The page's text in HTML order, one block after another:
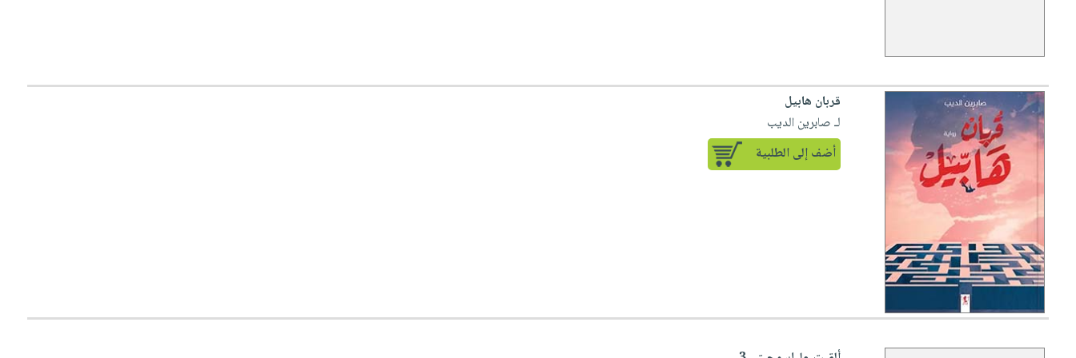
قربان هابيل
لـ صابرين الديب
أضف إلى الطلبية